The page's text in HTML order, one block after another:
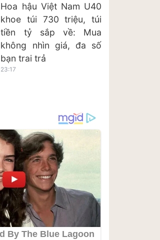
Hoa hậu Việt Nam U40
khoe túi 730 triệu, túi
tiền tỷ sắp về: Mua
không nhìn giá, đa số
bạn trai trả
23:17